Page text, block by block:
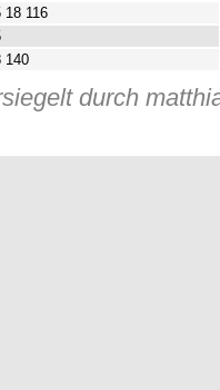
18 116
140
durch